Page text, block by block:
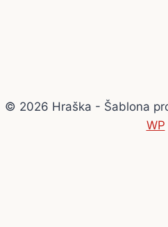
© 2026 Hraška - Šablona
WP